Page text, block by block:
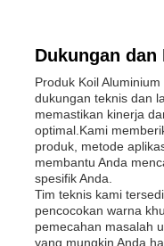
Dukungan dan
Produk Koil
dukungan teknis dan
memastikan kinerja
optimal.Kami
produk, metode
membantu Anda
spesifik Anda.
Tim teknis kami
pencocokan warna
pemecahan masalah
yang mungkin Anda